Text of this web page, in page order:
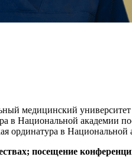
медицинский
в Национальной академии
ординатура в
посещение